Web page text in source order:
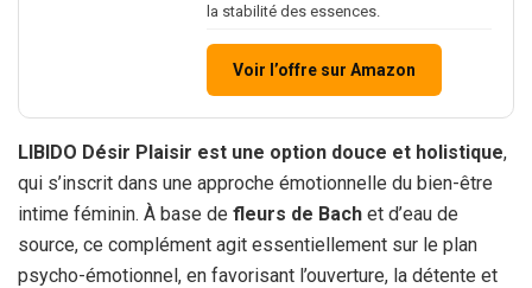
la stabilité des essences.
Voir l’offre sur Amazon
LIBIDO Désir Plaisir est une option douce et holistique,
qui s’inscrit dans une approche émotionnelle du bien-être
intime féminin. À base de fleurs de Bach et d’eau de
source, ce complément agit essentiellement sur le plan
psycho-émotionnel, en favorisant l’ouverture, la détente et